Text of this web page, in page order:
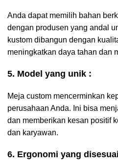
Anda dapat memilih bahan
dengan produsen yang andal
kustom dibangun dengan
meningkatkan daya tahan dan
5. Model yang unik :
Meja custom mencerminkan
perusahaan Anda. Ini bisa
dan memberikan kesan positif
dan karyawan.
6. Ergonomi yang